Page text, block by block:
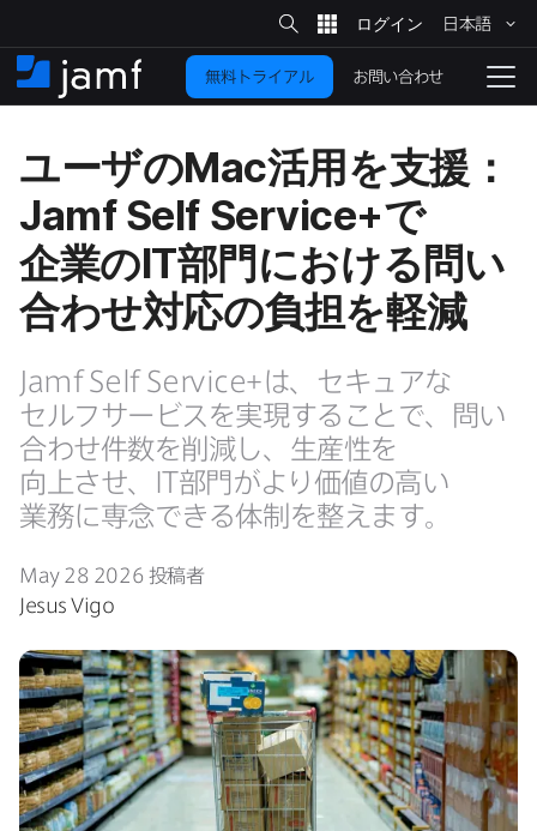
イ
ン
コ
テ
ン
ツ
に
​
移
動
サ
イ
ト
検
索
日本語
ホ
ー
ナ
を
る
無料トライアル お問い合わせ
ユーザのMac活用を​支援：
Jamf Self Service+で​
企業のIT部門に​おける​問い​
合わせ対応の​負担を​軽減
Jamf Self Service+は、​セキュアな​
セルフサービスを​実現する​ことで、​問い​
合わせ件数を​削減し、​生産性を​
向上させ、
IT部門が​より​価値の​高い​
業務に​専念できる​体制を​整えます。
May 28 2026 投稿者
Jesus Vigo